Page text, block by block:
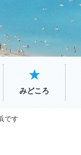
みどころ
です